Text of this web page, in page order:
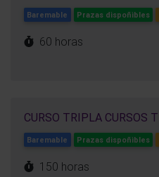
Baremable Prazas dispoñibles
60 horas
CURSO TRIPLA CURSOS
Baremable Prazas dispoñibles
150 horas